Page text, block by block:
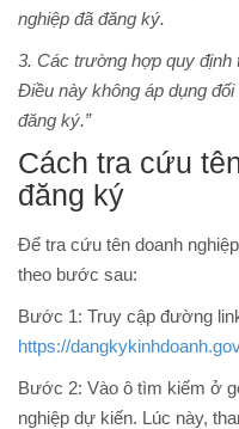
nghiệp đã đăng ký.
3. Các trường hợp quy định
Điều này không áp dụng
đăng ký.”
Cách tra cứu
đăng ký
Để tra cứu tên doanh
theo bước sau:
Bước 1: Truy cập đường
https://
Bước 2: Vào ô tìm kiếm ở
nghiệp dự kiến. Lúc này,